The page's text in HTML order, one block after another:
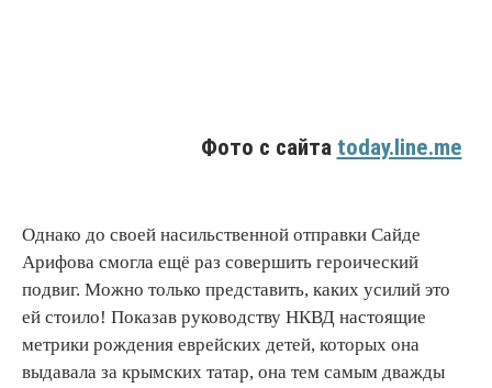
Фото с сайта today.line.me
Однако до своей насильственной отправки Сайде
Арифова смогла ещё раз совершить героический
подвиг. Можно только представить, каких усилий это
ей стоило! Показав руководству НКВД настоящие
метрики рождения еврейских детей, которых она
выдавала за крымских татар, она тем самым дважды